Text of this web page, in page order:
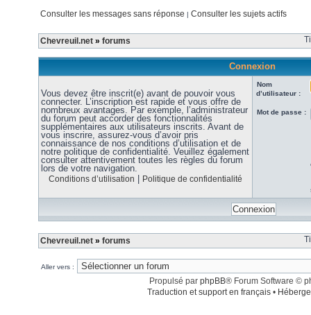
Consulter les messages sans réponse | Consulter les sujets actifs
Chevreuil.net » forums
Connexion
Vous devez être inscrit(e) avant de pouvoir vous
connecter. L’inscription est rapide et vous offre de
nombreux avantages. Par exemple, l’administrateur
du forum peut accorder des fonctionnalités
supplémentaires aux utilisateurs inscrits. Avant de
vous inscrire, assurez-vous d’avoir pris
connaissance de nos conditions d’utilisation et de
notre politique de confidentialité. Veuillez également
consulter attentivement toutes les règles du forum
lors de votre navigation.
Conditions d’utilisation Politique de confidentialité
Nom
d’utilisateur :
Mot de passe :
Chevreuil.net » forums
Aller vers :
Propulsé par phpBB® Forum Software ©
Traduction et support en français •